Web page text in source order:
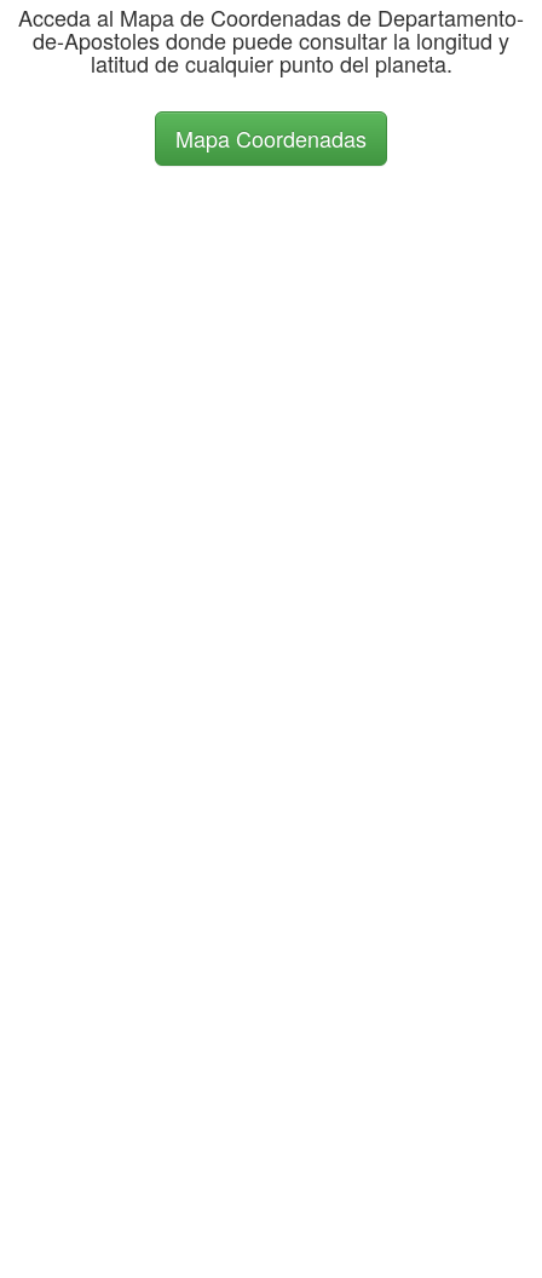
Acceda al Mapa de Coordenadas de Departamento-
de-Apostoles donde puede consultar la longitud y
latitud de cualquier punto del planeta.
Mapa Coordenadas